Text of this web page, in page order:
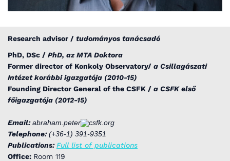
Research advisor / tudományos tanácsadó
PhD, DSc / PhD, az MTA Doktora
Former director of Konkoly Observatory/ a Csillagászati
Intézet korábbi igazgatója (2010-15)
Founding Director General of the CSFK / a CSFK első
főigazgatója (2012-15)
Email:abraham.peter
csfk.org
Telephone:(+36-1) 391-9351
Publications: Full list of publications
Office: Room 119